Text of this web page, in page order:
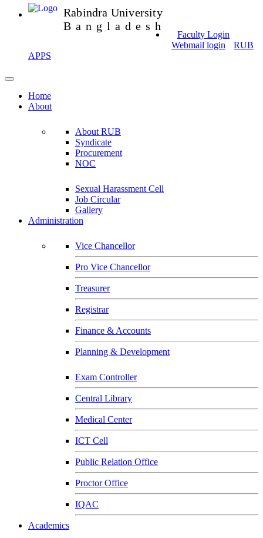
Rabindra University
Bangladesh
Faculty Login
Webmail login
RUB
APPS
Home
About
About RUB
Syndicate
Procurement
NOC
Sexual Harassment Cell
Job Circular
Gallery
Administration
Vice Chancellor
Pro Vice Chancellor
Treasurer
Registrar
Finance & Accounts
Planning & Development
Exam Controller
Central Library
Medical Center
ICT Cell
Public Relation Office
Proctor Office
IQAC
Academics